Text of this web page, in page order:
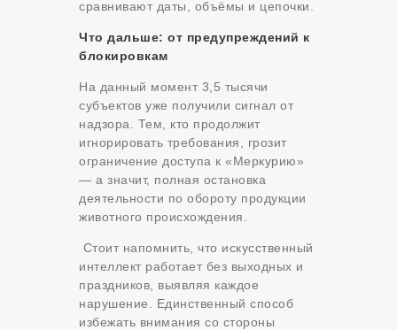
сравнивают даты, объёмы и цепочки.
Что дальше: от предупреждений к
блокировкам
На данный момент 3,5 тысячи
субъектов уже получили сигнал от
надзора. Тем, кто продолжит
игнорировать требования, грозит
ограничение доступа к «Меркурию»
— а значит, полная остановка
деятельности по обороту продукции
животного происхождения.
Стоит напомнить, что искусственный
интеллект работает без выходных и
праздников, выявляя каждое
нарушение. Единственный способ
избежать внимания со стороны